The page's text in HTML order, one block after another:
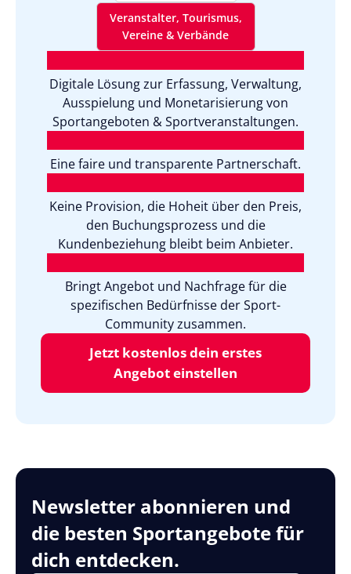
Veranstalter, Tourismus,
Vereine & Verbände
Digitale Lösung zur Erfassung, Verwaltung,
Ausspielung und Monetarisierung von
Sportangeboten & Sportveranstaltungen.
Eine faire und transparente Partnerschaft.
Keine Provision, die Hoheit über den Preis,
den Buchungsprozess und die
Kundenbeziehung bleibt beim Anbieter.
Bringt Angebot und Nachfrage für die
spezifischen Bedürfnisse der Sport-
Community zusammen.
Jetzt kostenlos dein erstes
Angebot einstellen
Newsletter abonnieren und
die besten Sportangebote für
dich entdecken.